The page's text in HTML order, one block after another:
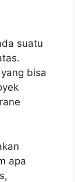
suatu
bisa
apa